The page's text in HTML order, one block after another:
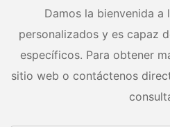
Damos la bienvenida a
personalizados y es capaz
específicos. Para obtener
sitio web o contáctenos